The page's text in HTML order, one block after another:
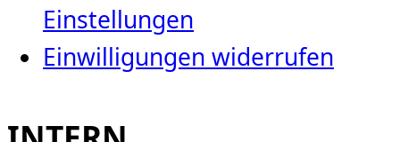
Einstellungen
Einwilligungen widerrufen